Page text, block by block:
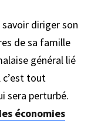
diriger son
de sa famille
général lié
c’est tout
sera perturbé.
économies